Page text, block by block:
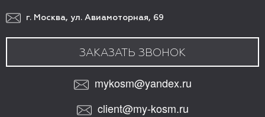
г. Москва, ул. Авиамоторная, 69
ЗАКАЗАТЬ ЗВОНОК
mykosm@yandex.ru
client@my-kosm.ru